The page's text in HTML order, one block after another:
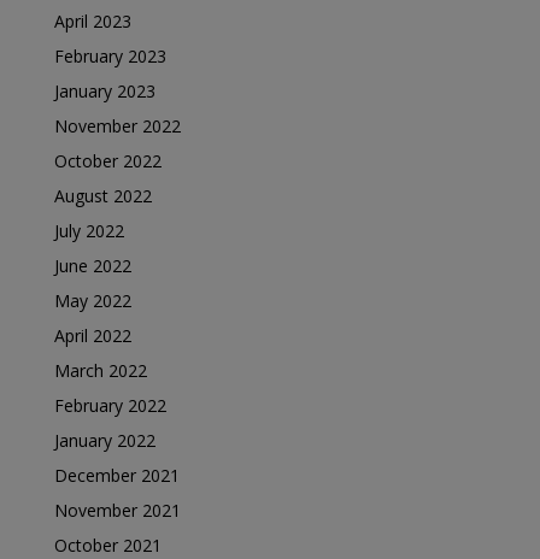
April 2023
February 2023
January 2023
November 2022
October 2022
August 2022
July 2022
June 2022
May 2022
April 2022
March 2022
February 2022
January 2022
December 2021
November 2021
October 2021